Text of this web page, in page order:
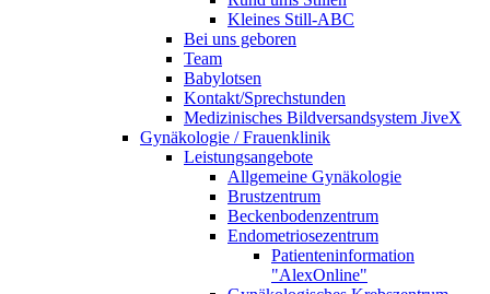
Kleines Still-ABC
Bei uns geboren
Team
Babylotsen
Kontakt/Sprechstunden
Medizinisches Bildversandsystem JiveX
Gynäkologie / Frauenklinik
Leistungsangebote
Allgemeine Gynäkologie
Brustzentrum
Beckenbodenzentrum
Endometriosezentrum
Patienteninformation
"AlexOnline"